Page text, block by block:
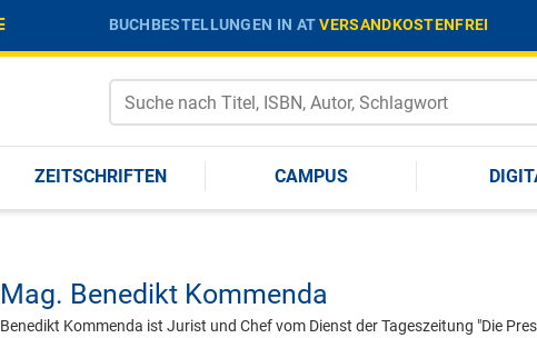
BUCHBESTELLUNGEN IN ATVERSANDKOSTENFREI
ZEITSCHRIFTEN CAMPUS
Mag. Benedikt Kommenda
Benedikt Kommenda ist Jurist und Chef vom Dienst der Tageszeitung "Die